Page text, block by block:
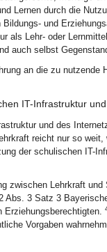
Lernen durch die
und
als Lehr- oder
auch selbst
an die zu
IT-Infrastruktur
und des
reicht nur so
der schulischen IT-
zwischen Lehrkraft
Abs. 3 Satz 3
Erziehungsberechtigten.
Vorgaben